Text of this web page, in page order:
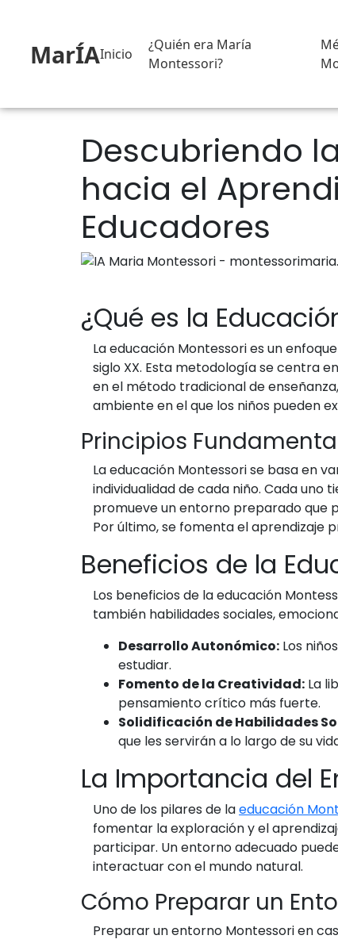
MarÍAInicio
¿Quién era María
Montessori?
Descubriendo
hacia el
Educadores
¿Qué es la
La educación Montessori es un
siglo XX. Esta metodología se centra
en el método tradicional de
ambiente en el que los niños pueden
Principios
La educación Montessori se basa en
individualidad de cada niño. Cada uno
promueve un entorno preparado que
Por último, se fomenta el aprendizaje
Beneficios de la
Los beneficios de la educación
también habilidades sociales,
Desarrollo Autonómico: Los
estudiar.
Fomento de la Creatividad: La
pensamiento crítico más fuerte.
Solidificación de Habilidades
que les servirán a lo largo de su
La Importancia del
Uno de los pilares de laeducación
fomentar la exploración y el
participar. Un entorno adecuado
interactuar con el mundo natural.
Cómo Preparar un
Preparar un entorno Montessori en